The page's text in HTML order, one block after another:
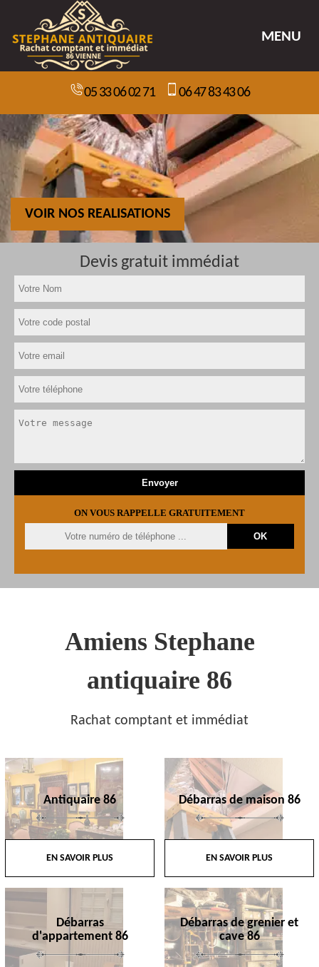
MENU
05 33 06 02 71 06 47 83 43 06
VOIR NOS REALISATIONS
Devis gratuit immédiat
ON VOUS RAPPELLE GRATUITEMENT
Amiens Stephane
antiquaire 86
Rachat comptant et immédiat
Antiquaire 86
EN SAVOIR PLUS
Débarras de maison 86
EN SAVOIR PLUS
Débarras
d'appartement 86
Débarras de grenier et
cave 86